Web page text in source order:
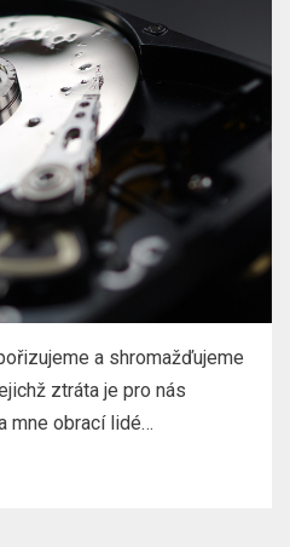
a shromažďujeme
ztráta je pro nás
mne obrací lidé…